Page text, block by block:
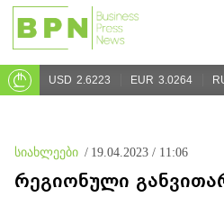
USD 2.6223 EUR 3.0264
სიახლეები / 19.04.2023 / 11:06
რეგიონული